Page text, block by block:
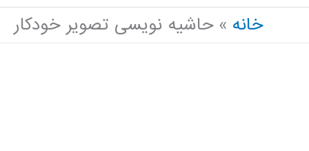
اصلی
خانه حاشیه نویسی تصویر خودکار